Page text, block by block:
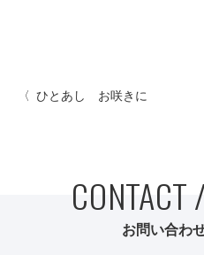
ひとあし お咲きに
CONTACT
お問い合わ